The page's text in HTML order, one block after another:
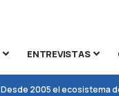
ENTREVISTAS
Desde 2005 el ecosistema